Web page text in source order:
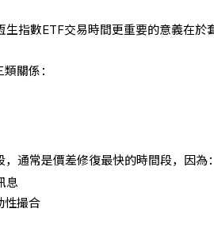
指數ETF交易時間更重要的意義在於
關係：
通常是價差修復最快的時間段，因為：
息
性撮合